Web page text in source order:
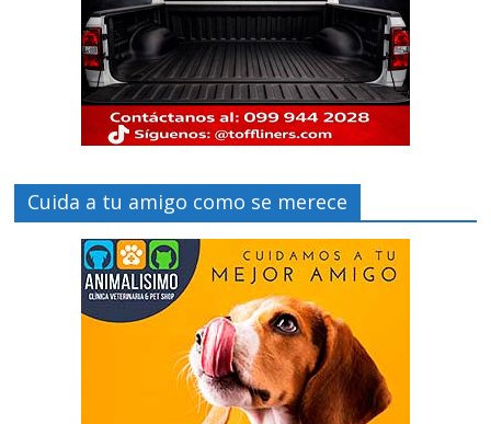
Cuida a tu amigo como se merece